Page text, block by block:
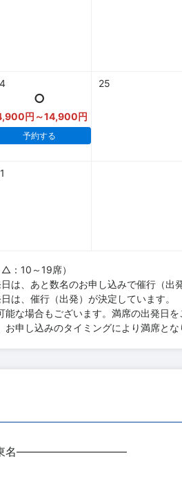
○
円～14,900円
予約する
25
：10～19席）
は、あと数名のお申し込みで催行（出
は、催行（出発）が決定しています。
能な場合もございます。満席の出発日
お申し込みのタイミングにより満席と
東名――――――――――